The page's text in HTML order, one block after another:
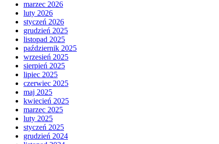
marzec 2026
luty 2026
styczeń 2026
grudzień 2025
listopad 2025
październik 2025
wrzesień 2025
sierpień 2025
lipiec 2025
czerwiec 2025
maj 2025
kwiecień 2025
marzec 2025
luty 2025
styczeń 2025
grudzień 2024